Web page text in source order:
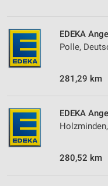
EDEKA
Polle,
281,29 km
EDEKA
280,52 km